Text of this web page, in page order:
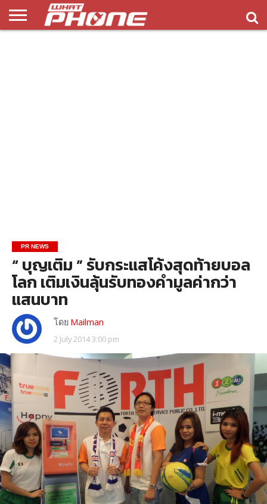
PR NEWS
“ บุญเติม ” รับกระแสโค้งสุดท้ายบอล
โลก เติมเงินลุ้นรับทองคำมูลค่ากว่า
แสนบาท
โดย Mailman
2 July 2014 3:00 pm